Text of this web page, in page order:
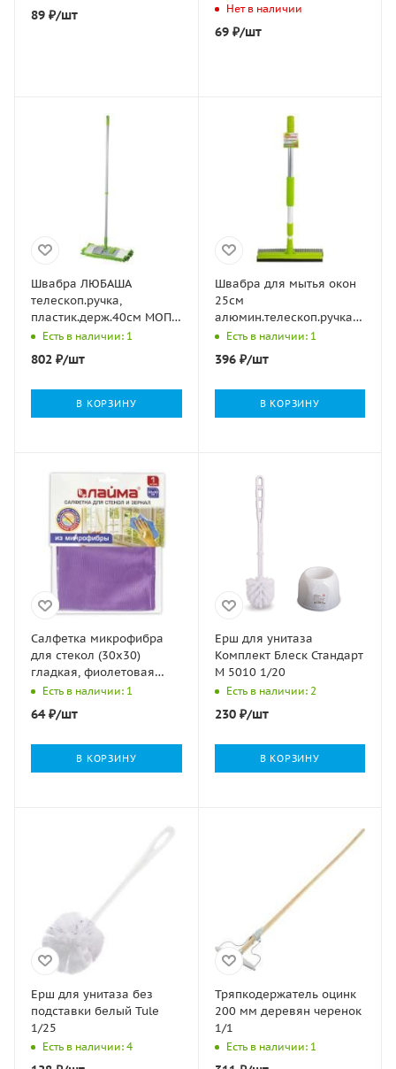
89 ₽/шт Нет в наличии
69₽/шт
Швабра ЛЮБАША
телескоп.ручка,
пластик.держ.40см МОП
из микроф, карман для
сух уборки 1/12
Есть в наличии: 1
802 ₽/шт
В КОРЗИНУ
Швабра для мытья окон
25см
алюмин.телескоп.ручка
50-90см (стяжка, губка,
ручка) ЛЮБАША 1/24
Есть в наличии: 1
396₽/шт
В КОРЗИНУ
Салфетка микрофибра
для стекол (30х30)
гладкая, фиолетовая
ЛАЙМА, 1/144
Есть в наличии: 1
64₽/шт
В КОРЗИНУ
Ерш для унитаза
Комплект Блеск Стандарт
М 5010 1/20
Есть в наличии: 2
230₽/шт
В КОРЗИНУ
Ерш для унитаза без
подставки белый Tule
1/25
Есть в наличии: 4
Тряпкодержатель оцинк
200 мм деревян черенок
1/1
Есть в наличии: 1